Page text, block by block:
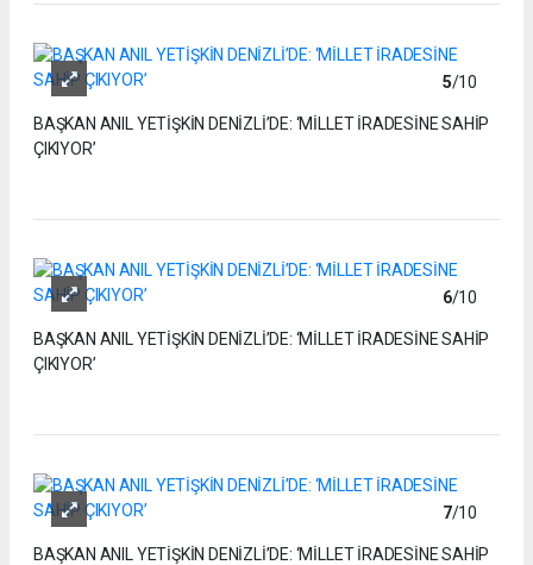
5/10
BAŞKAN ANIL YETİŞKİN DENİZLİ’DE: ‘MİLLET İRADESİNE SAHİP
ÇIKIYOR’
6/10
BAŞKAN ANIL YETİŞKİN DENİZLİ’DE: ‘MİLLET İRADESİNE SAHİP
ÇIKIYOR’
7/10
BAŞKAN ANIL YETİŞKİN DENİZLİ’DE: ‘MİLLET İRADESİNE SAHİP